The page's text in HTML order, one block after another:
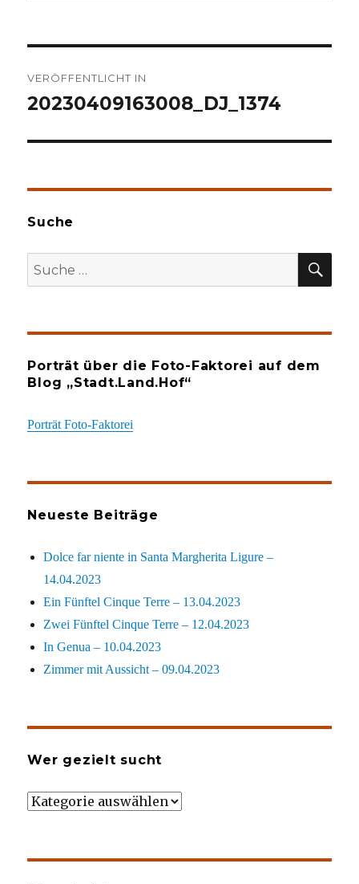
VERÖFFENTLICHT IN
20230409163008_DJ_1374
Suche
Suche
nach:
Porträt über die Foto-Faktorei auf dem
Blog „Stadt.Land.Hof“
Porträt Foto-Faktorei
Neueste Beiträge
Dolce far niente in Santa Margherita Ligure –
14.04.2023
Ein Fünftel Cinque Terre – 13.04.2023
Zwei Fünftel Cinque Terre – 12.04.2023
In Genua – 10.04.2023
Zimmer mit Aussicht – 09.04.2023
Wer gezielt sucht
Wer